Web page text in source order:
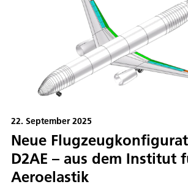
22. September 2025
Neue
D2AE – aus dem Institut
Aeroelastik